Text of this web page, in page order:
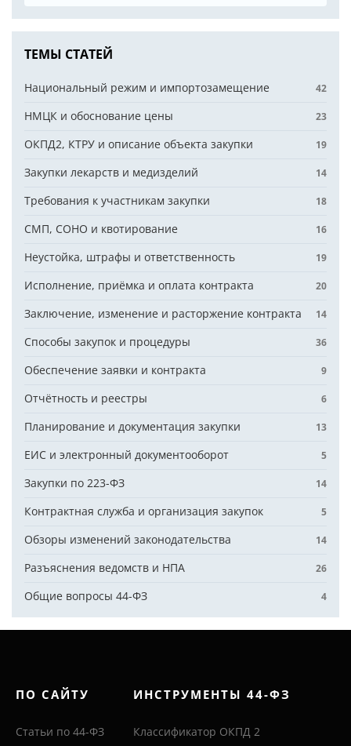
ТЕМЫ СТАТЕЙ
Национальный режим и импортозамещение 42
НМЦК и обоснование цены 23
ОКПД2, КТРУ и описание объекта закупки 19
Закупки лекарств и медизделий 14
Требования к участникам закупки 18
СМП, СОНО и квотирование 16
Неустойка, штрафы и ответственность 19
Исполнение, приёмка и оплата контракта 20
Заключение, изменение и расторжение контракта 14
Способы закупок и процедуры 36
Обеспечение заявки и контракта 9
Отчётность и реестры 6
Планирование и документация закупки 13
ЕИС и электронный документооборот 5
Закупки по 223-ФЗ 14
Контрактная служба и организация закупок 5
Обзоры изменений законодательства 14
Разъяснения ведомств и НПА 26
Общие вопросы 44-ФЗ 4
ПО САЙТУ
Статьи по 44-ФЗ
ИНСТРУМЕНТЫ 44-ФЗ
Классификатор ОКПД 2